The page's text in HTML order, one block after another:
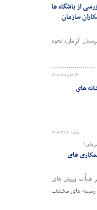
از باشگاه ها
سازمان
کرمان، نحوه
۱۴۰۱-۰۳-۱۸ ۱۲:۱۴
های
۱۴۰۱-۰۳-۱۱ ۰۹:۵۸
های
هیأت ورزش های
زمینه های مختلف